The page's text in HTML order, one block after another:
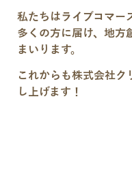
私たちはライブコマー
多くの方に届け、地方
まいります。
これからも株式会社ク
し上げます！